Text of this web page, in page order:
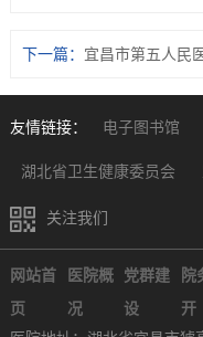
下一篇：
友情链接： 电子图书馆
湖北省卫生健康委员会
关注我们
网站首
页
医院概
况
党群建
设
院
开